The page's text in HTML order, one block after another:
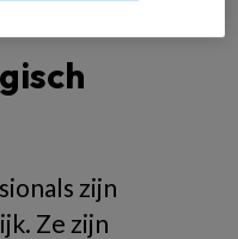
zijn
Ze zijn